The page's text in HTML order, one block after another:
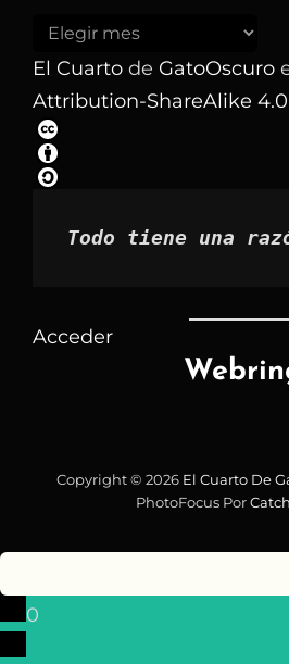
Buscar
los
artículos
por
mes
El Cuarto de GatoOscuro
Attribution-ShareAlike
Todo tiene una
Acceder
Copyright © 2026 El Cuarto De
PhotoFocus Por
0